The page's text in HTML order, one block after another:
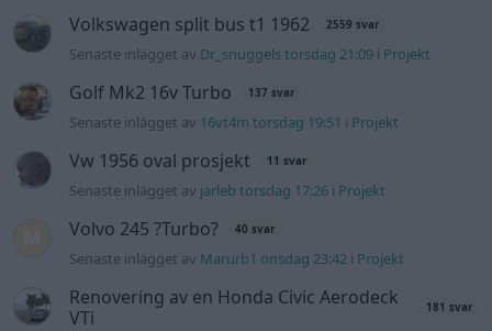
Volkswagen split bus t1 1962 2559 svar
Senaste inlägget av Dr_snuggels torsdag 21:09 i Projekt
Golf Mk2 16v Turbo 137 svar
Senaste inlägget av 16vt4m torsdag 19:51 i Projekt
Vw 1956 oval prosjekt 11 svar
Senaste inlägget av jarleb torsdag 17:26 i Projekt
Volvo 245 ?Turbo? 40 svar
Senaste inlägget av Marurb1 onsdag 23:42 i Projekt
Renovering av en Honda Civic Aerodeck
VTi
181 svar